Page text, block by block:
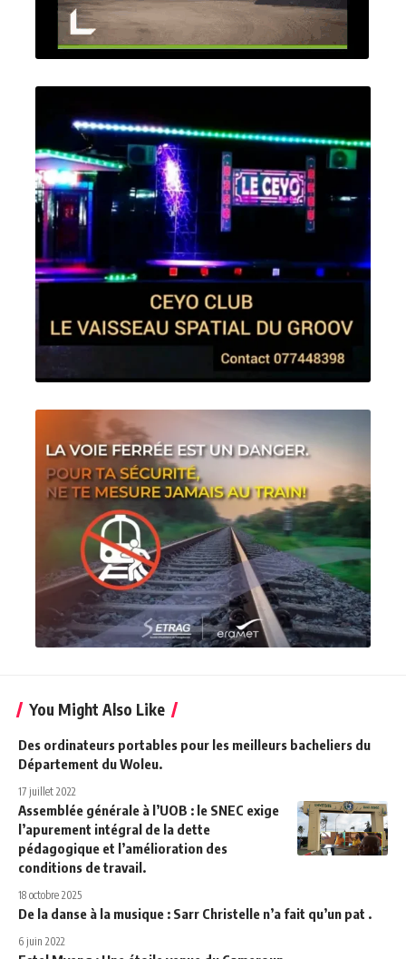
You Might Also Like
Des ordinateurs portables pour les meilleurs bacheliers du
Département du Woleu.
17 juillet 2022
Assemblée générale à l’UOB : le SNEC exige
l’apurement intégral de la dette
pédagogique et l’amélioration des
conditions de travail.
18 octobre 2025
De la danse à la musique : Sarr Christelle n’a fait qu’un pat .
6 juin 2022